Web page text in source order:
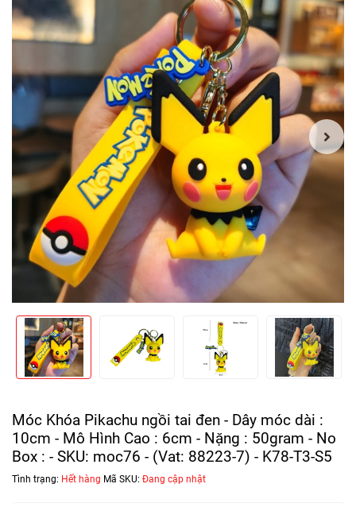
Móc Khóa Pikachu ngồi tai đen - Dây móc dài :
10cm - Mô Hình Cao : 6cm - Nặng : 50gram - No
Box : - SKU: moc76 - (Vat: 88223-7) - K78-T3-S5
Tình trạng: Hết hàng Mã SKU: Đang cập nhật